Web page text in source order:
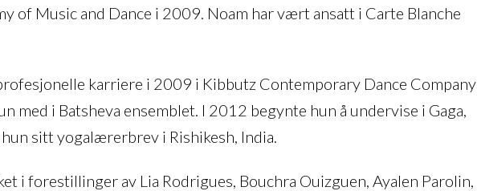
of Music and Dance i 2009. Noam har vært ansatt i Carte Blanche
karriere i 2009 i Kibbutz Contemporary Dance Company
med i Batsheva ensemblet. I 2012 begynte hun å undervise i Gaga,
sitt yogalærerbrev i Rishikesh, India.
i forestillinger av Lia Rodrigues, Bouchra Ouizguen, Ayalen Parolin,